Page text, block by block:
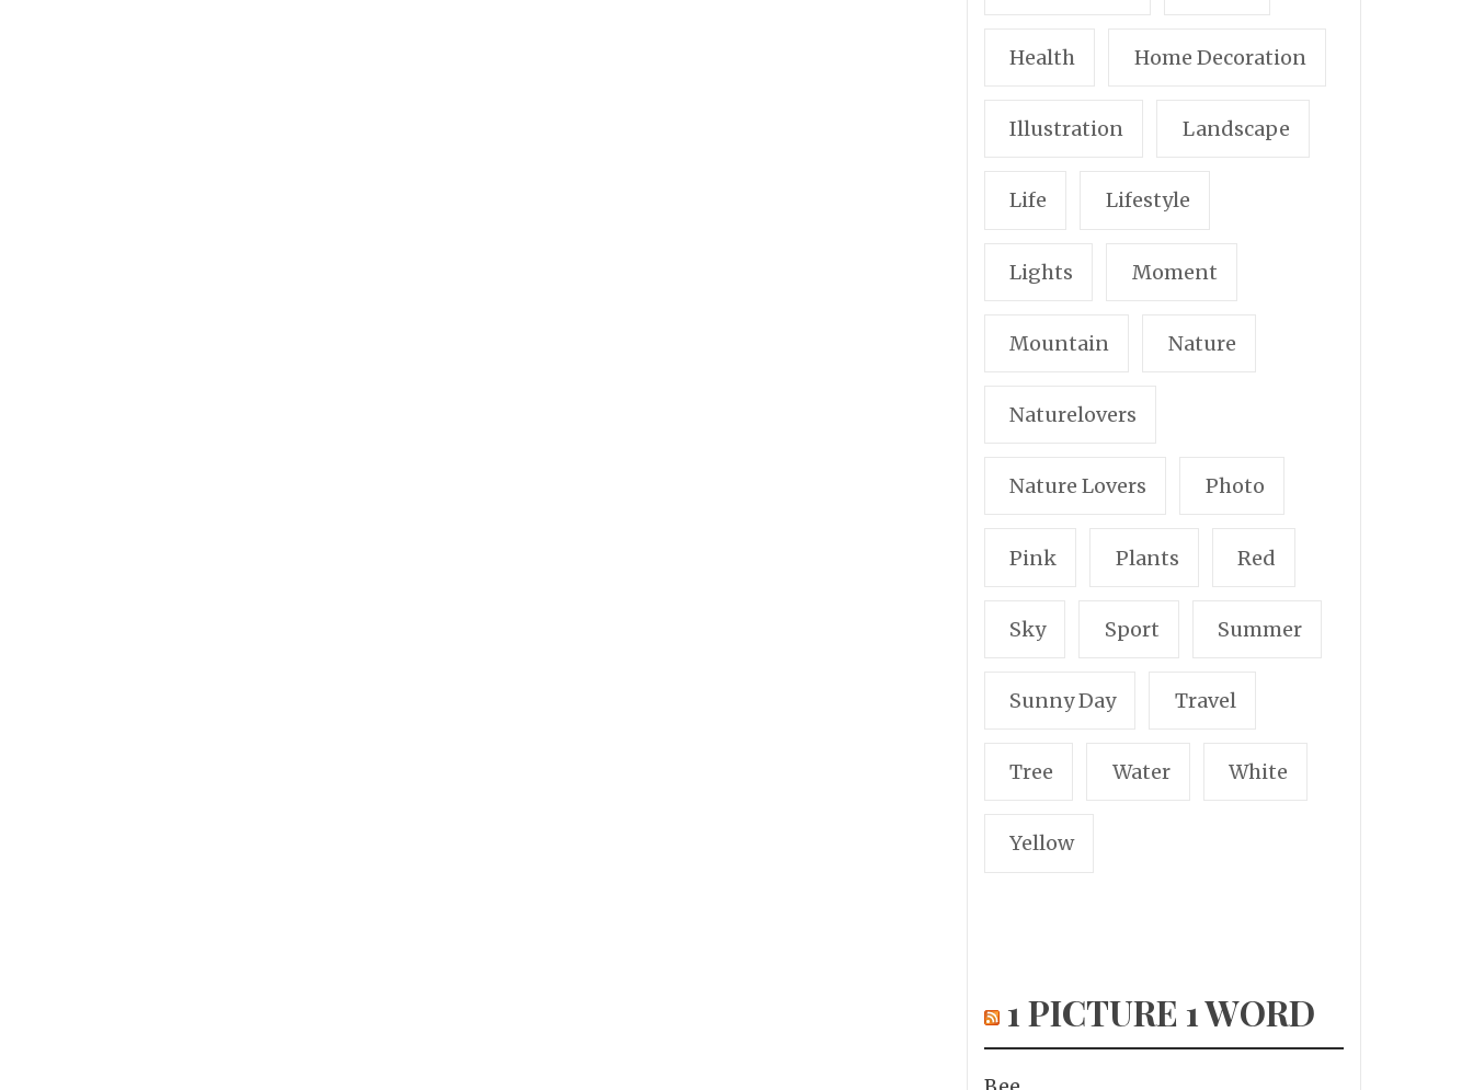
Health Home Decoration
Illustration Landscape
Life Lifestyle
Lights Moment
Mountain Nature
Naturelovers
Nature Lovers Photo
Pink Plants Red
Sky Sport Summer
Sunny Day Travel
Tree Water White
Yellow
1 PICTURE 1 WORD